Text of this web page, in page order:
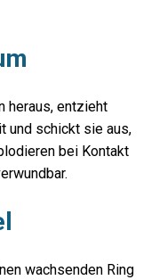
heraus, entzieht
und schickt sie aus,
bei Kontakt
wachsenden Ring